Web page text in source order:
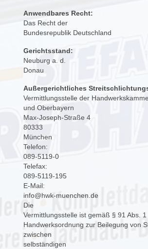
Anwendbares Recht:
Das Recht der
Bundesrepublik Deutschland
Gerichtsstand:
Neuburg a. d.
Donau
Außergerichtliches
Vermittlungsstelle der
und Oberbayern
Max-Joseph-Straße 4
80333
München
Telefon:
089-5119-0
Telefax:
089-5119-195
E-Mail:
info@hwk-muenchen.de
Die
Vermittlungsstelle ist gemäß § 91 Abs.
Handwerksordnung zur Beilegung von
zwischen
selbständigen